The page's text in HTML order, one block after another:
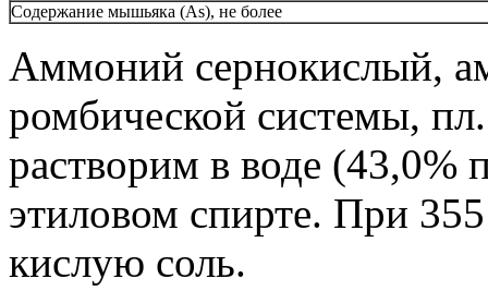
Содержание мышьяка (As), не более
Аммоний сернокислый,
ромбической системы,
растворим в воде (43,0%
этиловом спирте. При
кислую соль.